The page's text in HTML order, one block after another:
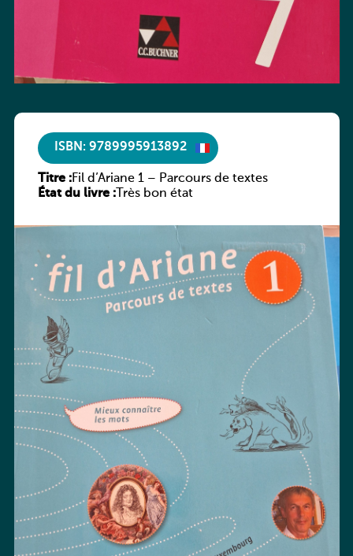
ISBN: 9789995913892
Titre :Fil d’Ariane 1 – Parcours de textes
État du livre :Très bon état